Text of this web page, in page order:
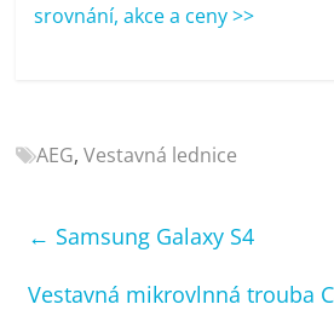
Elektro
notebooky,
telefony,
kávovary,
bazény
srovnání, akce a ceny >>
AEG,Vestavná lednice
← Samsung Galaxy S4
Vestavná mikrovlnná trouba